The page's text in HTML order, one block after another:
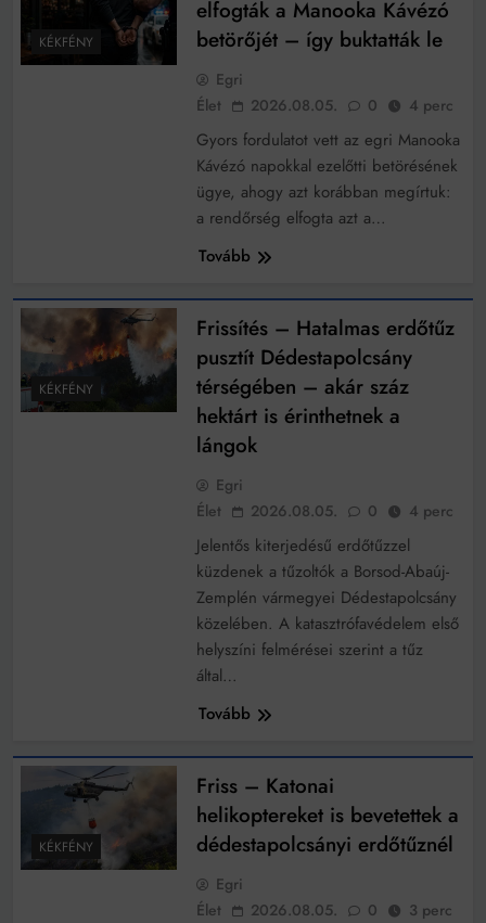
KÉKFÉNY
elfogták a Manooka Kávézó
betörőjét – így buktatták le
Egri
Élet
2026.08.05. 0 4 perc
Gyors fordulatot vett az egri Manooka
Kávézó napokkal ezelőtti betörésének
ügye, ahogy azt korábban megírtuk:
a rendőrség elfogta azt a…
Tovább
KÉKFÉNY
Frissítés – Hatalmas erdőtűz
pusztít Dédestapolcsány
térségében – akár száz
hektárt is érinthetnek a
lángok
Egri
Élet
2026.08.05. 0 4 perc
Jelentős kiterjedésű erdőtűzzel
küzdenek a tűzoltók a Borsod-Abaúj-
Zemplén vármegyei Dédestapolcsány
közelében. A katasztrófavédelem első
helyszíni felmérései szerint a tűz
által…
Tovább
KÉKFÉNY
Friss – Katonai
helikoptereket is bevetettek a
dédestapolcsányi erdőtűznél
Egri
Élet
2026.08.05. 0 3 perc